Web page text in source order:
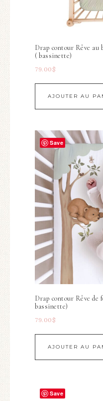
Drap contour Rêve au
( bassinette)
79.00 $
AJOUTER AU
Save
Drap contour Rêve de
bassinette)
79.00 $
AJOUTER AU
Save